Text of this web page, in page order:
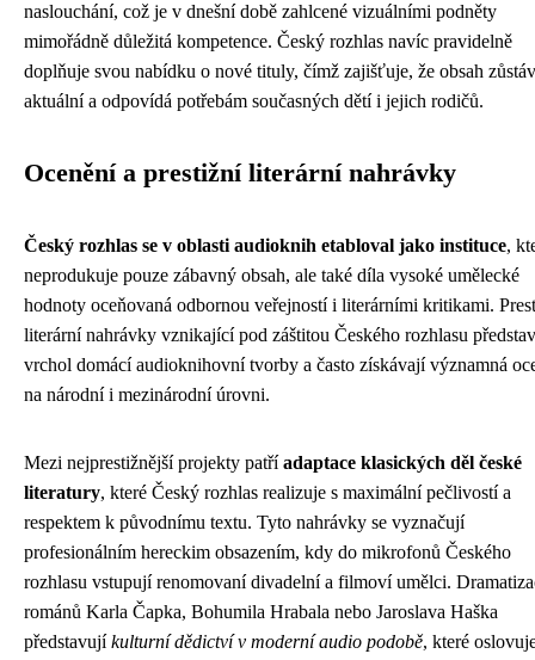
naslouchání, což je v dnešní době zahlcené vizuálními podněty
mimořádně důležitá kompetence. Český rozhlas navíc pravidelně
doplňuje svou nabídku o nové tituly, čímž zajišťuje, že obsah
aktuální a odpovídá potřebám současných dětí i jejich rodičů.
Ocenění a prestižní literární nahrávky
Český rozhlas se v oblasti audioknih etabloval jako instituce,
neprodukuje pouze zábavný obsah, ale také díla vysoké umělecké
hodnoty oceňovaná odbornou veřejností i literárními kritikami.
literární nahrávky vznikající pod záštitou Českého rozhlasu
vrchol domácí audioknihovní tvorby a často získávají významná
na národní i mezinárodní úrovni.
Mezi nejprestižnější projekty patříadaptace klasických děl české
literatury, které Český rozhlas realizuje s maximální pečlivostí a
respektem k původnímu textu. Tyto nahrávky se vyznačují
profesionálním hereckim obsazením, kdy do mikrofonů Českého
rozhlasu vstupují renomovaní divadelní a filmoví umělci.
románů Karla Čapka, Bohumila Hrabala nebo Jaroslava Haška
představujíkulturní dědictví v moderní audio podobě, které